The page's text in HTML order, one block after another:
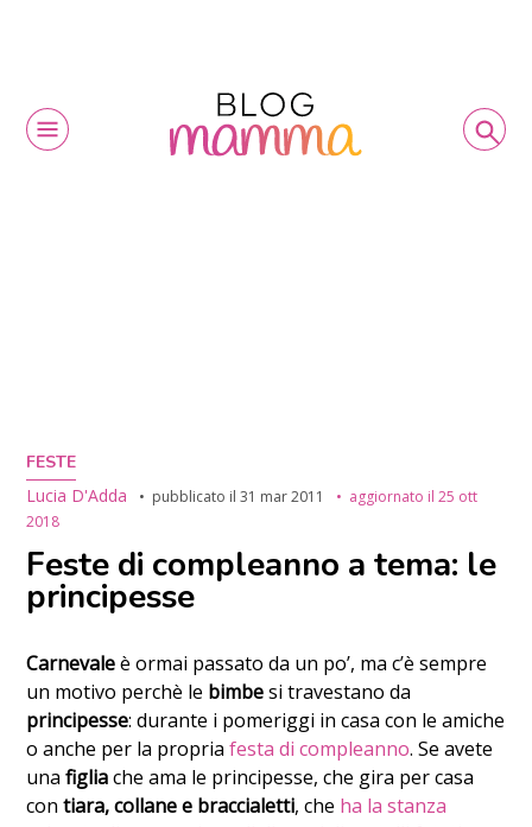
FESTE
Lucia D'Adda
pubblicato il31 mar 2011 aggiornato il25 ott
2018
Feste di compleanno a tema: le
principesse
Carnevaleè ormai passato da un po’, ma c’è sempre
un motivo perchè le bimbesi travestano da
principesse: durante i pomeriggi in casa con le amiche
o anche per la propriafesta di compleanno. Se avete
unafigliache ama le principesse,che gira per casa
contiara, collane e braccialetti, che ha la stanza